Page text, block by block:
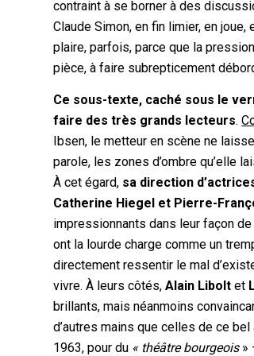
contraint à se borner à des
Claude Simon, en fin limier, en
plaire, parfois, parce que la
pièce, à faire subrepticement
Ce sous-texte, caché sous le
faire des très grands lecteurs.
Ibsen, le metteur en scène ne
parole, les zones d’ombre qu’elle
À cet égard, sa direction
Catherine Hiegel et Pierre-
impressionnants dans leur façon
ont la lourde charge comme un
directement ressentir le mal
vivre. À leurs côtés,Alain Libolt et
brillants, mais néanmoins
d’autres mains que celles de ce
1963, pour du « théâtre bourgeois»